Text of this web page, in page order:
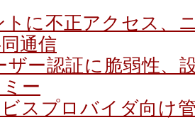
に不正アクセス、
通信
ザー認証に脆弱性、
ー
ビスプロバイダ向け